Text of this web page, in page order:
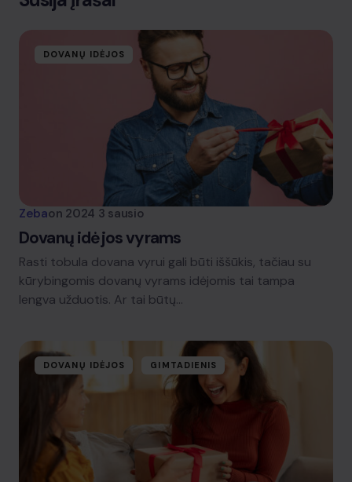
DOVANŲ IDĖJOS
Zebaon 2024 3 sausio
Dovanų idėjos vyrams
Rasti tobula dovana vyrui gali būti iššūkis, tačiau su
kūrybingomis dovanų vyrams idėjomis tai tampa
lengva užduotis. Ar tai būtų…
DOVANŲ IDĖJOS GIMTADIENIS